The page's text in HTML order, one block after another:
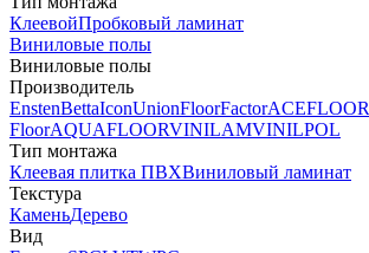
КлеевойПробковый ламинат
Виниловые полы
Виниловые полы
Производитель
EnstenBettaIconUnionFloorFactorACEFLOOR
FloorAQUAFLOORVINILAMVINILPOL
Тип монтажа
Клеевая плитка ПВХВиниловый ламинат
Текстура
КаменьДерево
Вид